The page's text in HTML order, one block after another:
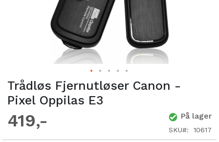
Trådløs Fjernutløser Canon -
Pixel Oppilas E3
419 På lager
SKU 10617